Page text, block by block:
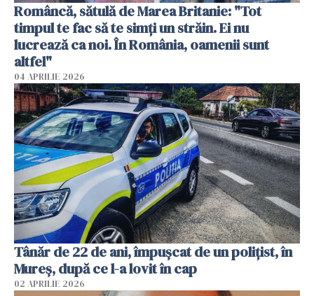
Româncă, sătulă de Marea Britanie: "Tot
timpul te fac să te simți un străin. Ei nu
lucrează ca noi. În România, oamenii sunt
altfel"
04 APRILIE 2026
Tânăr de 22 de ani, împușcat de un polițist, în
Mureș, după ce l-a lovit în cap
02 APRILIE 2026